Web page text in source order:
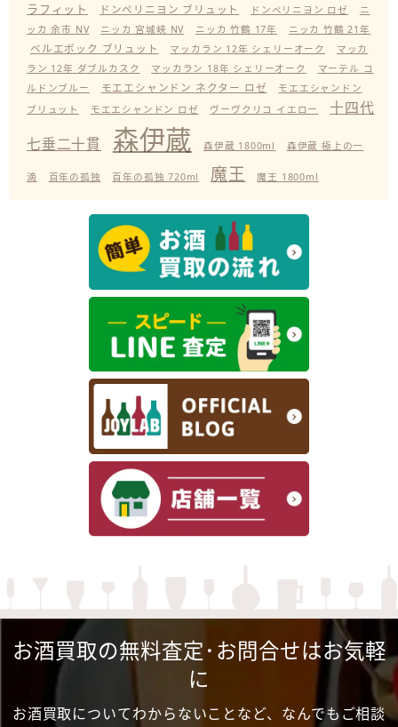
ラフィット
ドンペリニヨン ブリュット ドンペリニヨン ロゼ
ニ
ッカ 余市 NV
ニッカ 宮城峡 NV ニッカ 竹鶴 17年 ニッカ 竹鶴 21年
ベルエポック ブリュット マッカラン 12年 シェリーオーク
マッカ
ラン 12年 ダブルカスク
マッカラン 18年 シェリーオーク
マーテル コ
ルドンブルー
モエエシャンドン ネクター ロゼ
モエエシャンドン
ブリュット
モエエシャンドン ロゼ ヴーヴクリコ イエロー
十四代
七垂二十貫
森伊蔵 森伊蔵 1800ml 森伊蔵 極上の一
滴 百年の孤独 百年の孤独 720ml 魔王 魔王 1800ml
お酒買取の無料査定･お問合せはお気軽
に
お酒買取についてわからないことなど、なんでもご相談